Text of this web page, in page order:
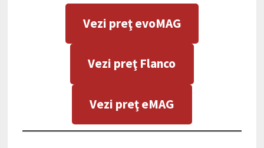
Vezi preţ evoMAG
Vezi preţ Flanco
Vezi preţ eMAG